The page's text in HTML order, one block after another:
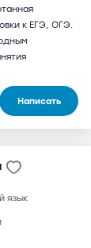
к ЕГЭ, ОГЭ.
Написать
язык